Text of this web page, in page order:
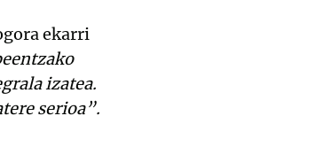
ekarri
izatea.
serioa”.